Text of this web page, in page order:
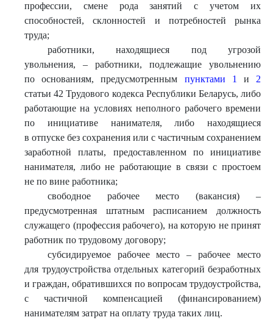
профессии, смене рода занятий с учетом их
способностей, склонностей и потребностей рынка
труда;
работники, находящиеся под угрозой
увольнения, – работники, подлежащие увольнению
по основаниям, предусмотренным пунктами 1 и 2
статьи 42 Трудового кодекса Республики Беларусь, либо
работающие на условиях неполного рабочего времени
по инициативе нанимателя, либо находящиеся
в отпуске без сохранения или с частичным сохранением
заработной платы, предоставленном по инициативе
нанимателя, либо не работающие в связи с простоем
не по вине работника;
свободное рабочее место (вакансия) –
предусмотренная штатным расписанием должность
служащего (профессия рабочего), на которую не принят
работник по трудовому договору;
субсидируемое рабочее место – рабочее место
для трудоустройства отдельных категорий безработных
и граждан, обратившихся по вопросам трудоустройства,
с частичной компенсацией (финансированием)
нанимателям затрат на оплату труда таких лиц.